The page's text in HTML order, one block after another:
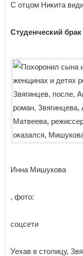
С отцом Никита
Студенческий брак
Инна Мишукова
, фото:
соцсети
Уехав в столицу,